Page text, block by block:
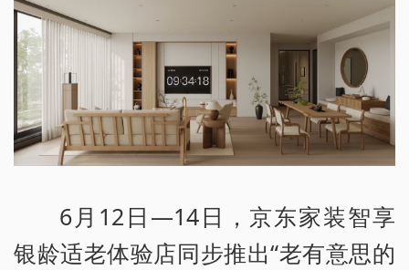
6月12日—14日，京东家装智享
银龄适老体验店同步推出“老有意思的